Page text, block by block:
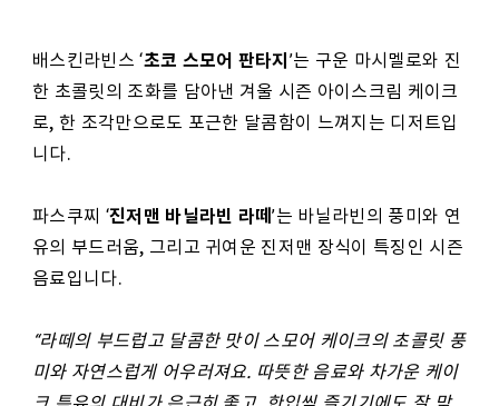
배스킨라빈스 ‘초코 스모어 판타지 ’는 구운 마시멜로와 진
한 초콜릿의 조화를 담아낸 겨울 시즌 아이스크림 케이크
로, 한 조각만으로도 포근한 달콤함이 느껴지는 디저트입
니다.
파스쿠찌 ‘진저맨 바닐라빈 라떼’는 바닐라빈의 풍미와 연
유의 부드러움, 그리고 귀여운 진저맨 장식이 특징인 시즌
음료입니다.
“라떼의 부드럽고 달콤한 맛이 스모어 케이크의 초콜릿 풍
미와 자연스럽게 어우러져요. 따뜻한 음료와 차가운 케이